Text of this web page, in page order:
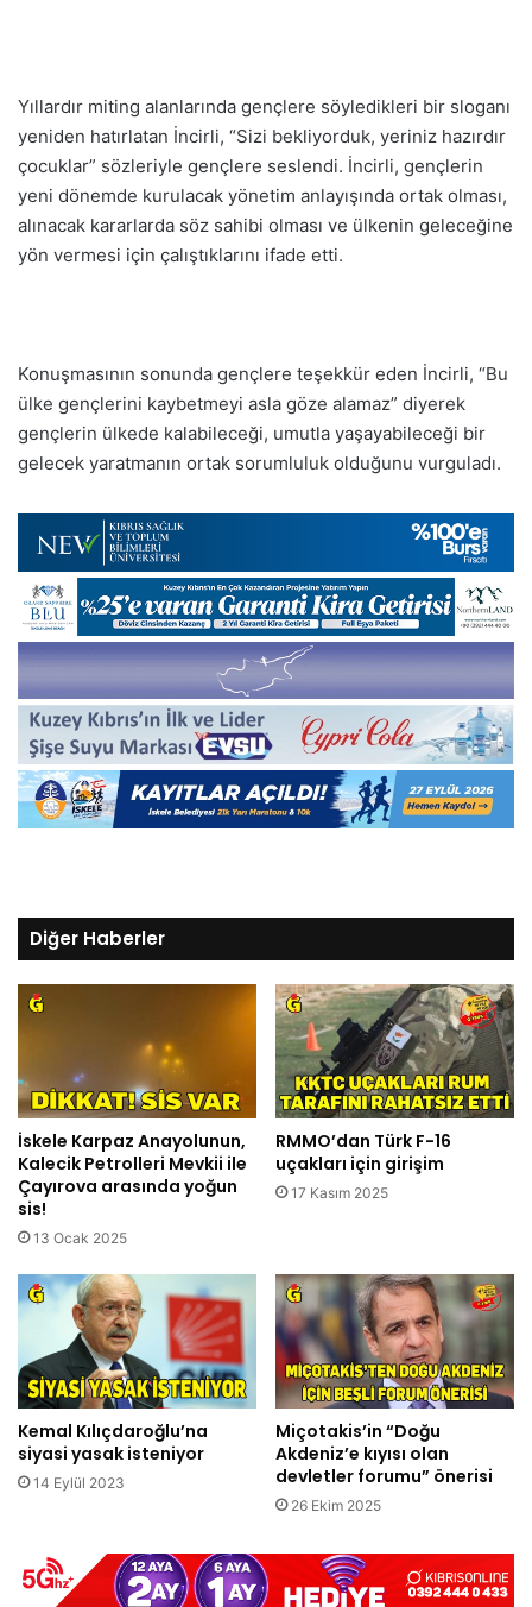
Yıllardır miting alanlarında gençlere söyledikleri bir sloganı
yeniden hatırlatan İncirli, “Sizi bekliyorduk, yeriniz hazırdır
çocuklar” sözleriyle gençlere seslendi. İncirli, gençlerin
yeni dönemde kurulacak yönetim anlayışında ortak olması,
alınacak kararlarda söz sahibi olması ve ülkenin geleceğine
yön vermesi için çalıştıklarını ifade etti.
Konuşmasının sonunda gençlere teşekkür eden İncirli, “Bu
ülke gençlerini kaybetmeyi asla göze alamaz” diyerek
gençlerin ülkede kalabileceği, umutla yaşayabileceği bir
gelecek yaratmanın ortak sorumluluk olduğunu vurguladı.
Diğer Haberler
İskele Karpaz Anayolunun,
Kalecik Petrolleri Mevkii ile
Çayırova arasında yoğun
sis!
13 Ocak 2025
RMMO’dan Türk F-16
uçakları için girişim
17 Kasım 2025
Kemal Kılıçdaroğlu’na
siyasi yasak isteniyor
14 Eylül 2023
Miçotakis’in “Doğu
Akdeniz’e kıyısı olan
devletler forumu” önerisi
26 Ekim 2025